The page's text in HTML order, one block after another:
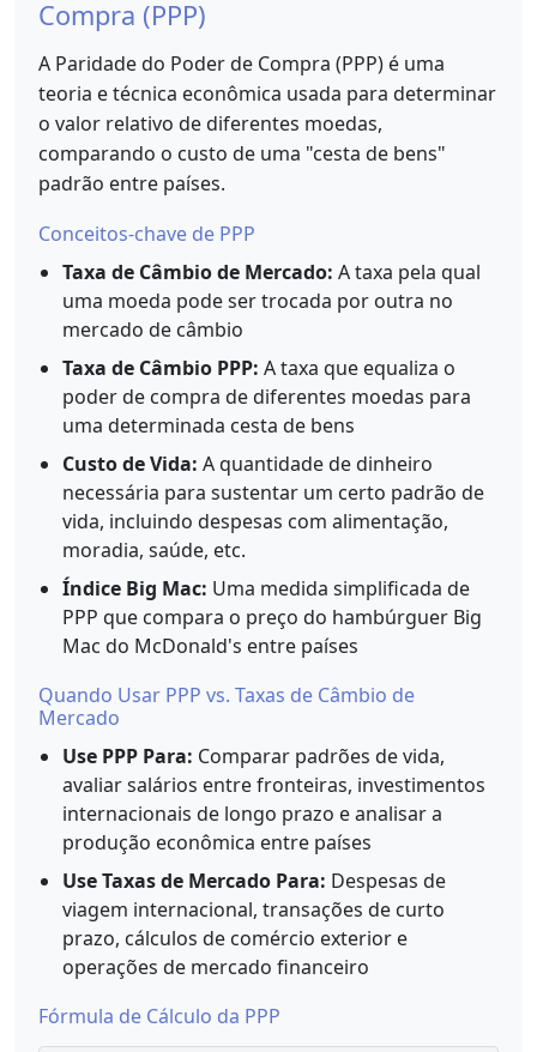
Compra (PPP)
A Paridade do Poder de Compra (PPP) é uma
teoria e técnica econômica usada para determinar
o valor relativo de diferentes moedas,
comparando o custo de uma "cesta de bens"
padrão entre países.
Conceitos-chave de PPP
Taxa de Câmbio de Mercado: A taxa pela qual
uma moeda pode ser trocada por outra no
mercado de câmbio
Taxa de Câmbio PPP: A taxa que equaliza o
poder de compra de diferentes moedas para
uma determinada cesta de bens
Custo de Vida: A quantidade de dinheiro
necessária para sustentar um certo padrão de
vida, incluindo despesas com alimentação,
moradia, saúde, etc.
Índice Big Mac: Uma medida simplificada de
PPP que compara o preço do hambúrguer Big
Mac do McDonald's entre países
Quando Usar PPP vs. Taxas de Câmbio de
Mercado
Use PPP Para: Comparar padrões de vida,
avaliar salários entre fronteiras, investimentos
internacionais de longo prazo e analisar a
produção econômica entre países
Use Taxas de Mercado Para: Despesas de
viagem internacional, transações de curto
prazo, cálculos de comércio exterior e
operações de mercado financeiro
Fórmula de Cálculo da PPP